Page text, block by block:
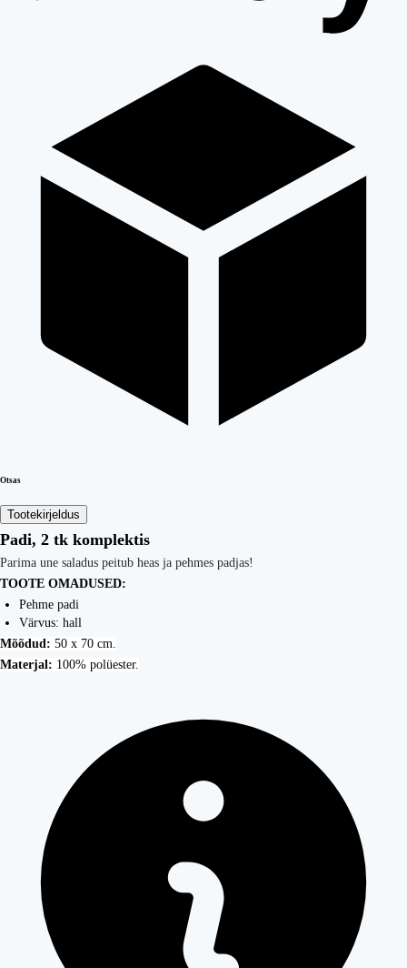
Otsas
Tootekirjeldus
Padi, 2 tk komplektis
Parima une saladus peitub heas ja pehmes padjas!
TOOTE OMADUSED:
Pehme padi
Värvus: hall
Mõõdud: 50 x 70 cm.
Materjal: 100% polüester.